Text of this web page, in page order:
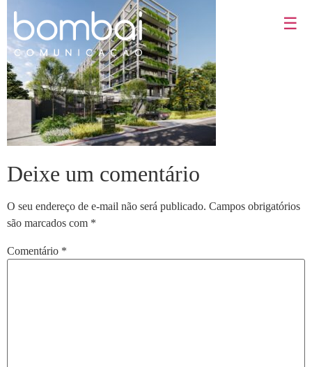
☰
Deixe um comentário
O seu endereço de e-mail não será publicado. Campos obrigatórios
são marcados com *
Comentário *